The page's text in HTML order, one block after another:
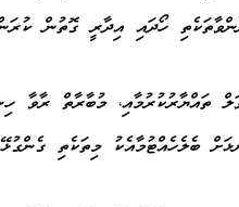
ހޯދައި އިދާރީ ގޮތުން
ތައްޔާރުކުރުމާއި، މުބާރާތް ރާވާ
ބެލެހެއްޓުމާއެކު މިތަކެތި